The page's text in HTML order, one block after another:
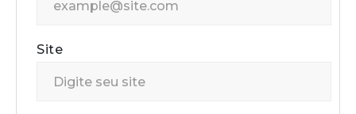
Site